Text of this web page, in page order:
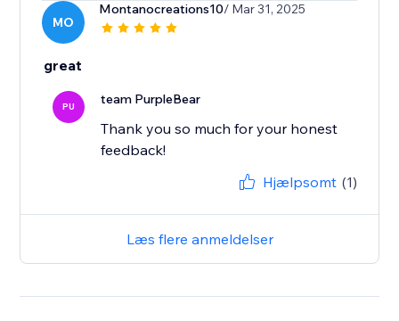
MO
Montanocreations10/ Mar 31, 2025
great
PU team PurpleBear
Thank you so much for your honest
feedback!
Hjælpsomt (1)
Læs flere anmeldelser